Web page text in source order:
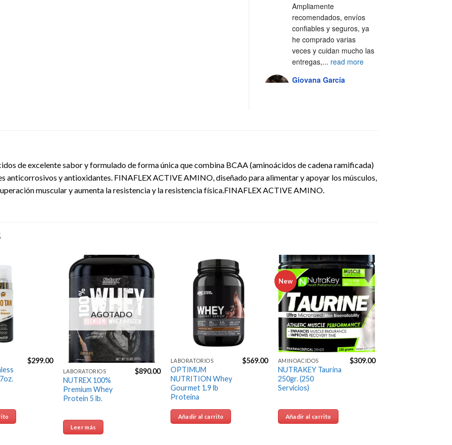
Ampliamente
recomendados, envíos
confiables y seguros, ya
he comprado varias
veces y cuidan mucho las
entregas,... read more
Giovana García
atención al cliente 💯
calidad. Me entregaron
en tiempo y forma.
Excelente servicio. 👌🏼
Jose Carpio
6 years ago
100%
recomendable y
confiable.
Excelente servicio!
Gustavo Manrique
6 years ago
precios y atencion
Next Reviews
de excelente sabor y formulado de forma única que combina BCAA (aminoácidos de cadena ramificada)
anticorrosivos y antioxidantes. FINAFLEX ACTIVE AMINO, diseñado para alimentar y apoyar los músculos,
muscular y aumenta la resistencia y la resistencia física.FINAFLEX ACTIVE AMINO.
$299.00
Agregar
a la
Lista de
deseos
AGOTADO
LABORATORIOS
NUTREX 100%
Premium Whey
Protein 5 lb.
$890.00
Leer más
Agregar
Lista de
deseos
LABORATORIOS
OPTIMUM
NUTRITION Whey
Gourmet 1.9 lb
Proteína
$569.00
Añadir al carrito
New
Agregar
a la
Lista de
deseos
AMINOACIDOS
NUTRAKEY Taurina
250gr. (250
Servicios)
$309.00
Añadir al carrito